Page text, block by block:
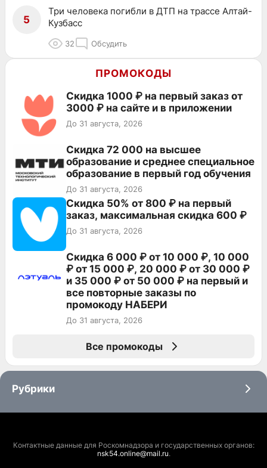
5
Три человека погибли в ДТП на трассе Алтай-
Кузбасс
32 Обсудить
ПРОМОКОДЫ
Скидка 1000 ₽ на первый заказ от
3000 ₽ на сайте и в приложении
До 31 августа, 2026
Скидка 72 000 на высшее
образование и среднее специальное
образование в первый год обучения
До 31 августа, 2026
Скидка 50% от 800 ₽ на первый
заказ, максимальная скидка 600 ₽
До 31 августа, 2026
Скидка 6 000 ₽ от 10 000 ₽, 10 000
₽ от 15 000 ₽, 20 000 ₽ от 30 000 ₽
и 35 000 ₽ от 50 000 ₽ на первый и
все повторные заказы по
промокоду НАБЕРИ
До 31 августа, 2026
Все промокоды
Рубрики
Контактные данные для Роскомнадзора и государственных органов:
nsk54.online@mail.ru.